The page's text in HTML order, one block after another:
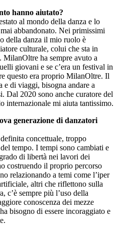
hanno aiutato?
al mondo della danza e lo
abbandonato. Nei primissimi
della danza il mio ruolo è
culturale, colui che sta in
MilanOltre ha sempre avuto a
giovani e se c’era un festival in
questo era proprio MilanOltre. Il
di viaggi, bisogna andare a
Dal 2020 sono anche curatore del
internazionale mi aiuta tantissimo.
generazione di danzatori
concettuale, troppo
tempo. I tempi sono cambiati e
di libertà nei lavori dei
costruendo il proprio percorso
relazionando a temi come l’iper
altri che riflettono sulla
c’è sempre più l’uso della
conoscenza dei mezze
bisogno di essere incoraggiato e